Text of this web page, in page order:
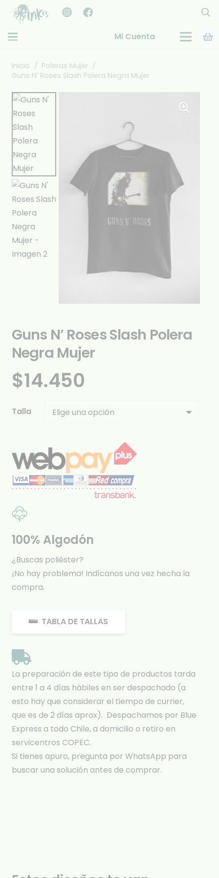
Mi Cuenta
Inicio / Poleras Mujer /
Guns N’ Roses Slash Polera Negra Mujer
Guns N’ Roses Slash Polera
Negra Mujer
$14.450
Talla
100% Algodón
¿Buscas poliéster?
¡No hay problema! Indícanos una vez hecha la
compra.
TABLA DE TALLAS
La preparación de este tipo de productos tarda
entre 1 a 4 días hábiles en ser despachado (a
esto hay que considerar el tiempo de currier,
que es de 2 días aprox). Despachamos por Blue
Express a todo Chile, a domicilio o retiro en
servicentros COPEC.
Si tienes apuro, pregunta por WhatsApp para
buscar una solución antes de comprar.